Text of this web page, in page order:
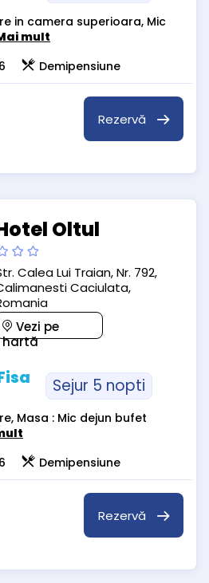
in camera superioara, Mic
mult
Demipensiune
Rezervă
Oltul
Calea Lui Traian, Nr. 792,
Caciulata,
Vezi pe
hartă
Sejur 5 nopti
Masa : Mic dejun bufet
Demipensiune
Rezervă